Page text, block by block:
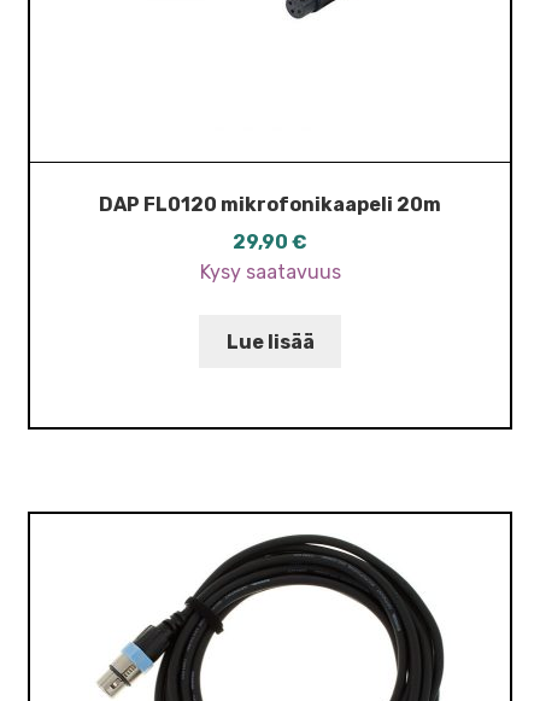
DAP FL0120 mikrofonikaapeli 20m
29,90 €
Kysy saatavuus
Lue lisää